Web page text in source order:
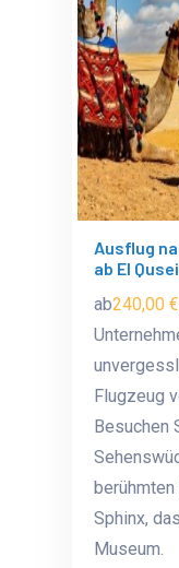
Ausflug
ab El
ab240,00 €
Flugzeug
Besuchen
Sphinx,
Museum.